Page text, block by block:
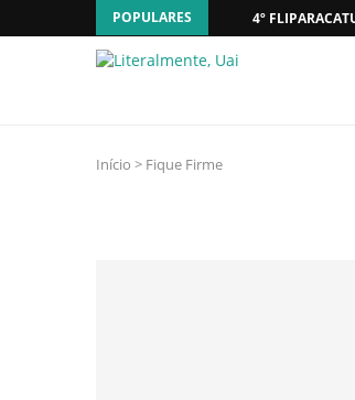
POPULARES 4º
Início > Fique Firme